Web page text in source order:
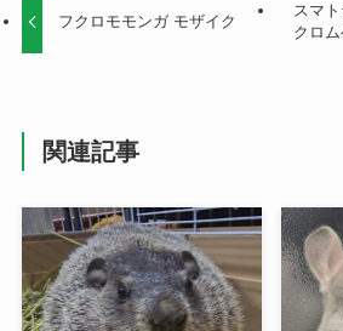
フクロモモンガ モザイク
スマ
クロ
関連記事